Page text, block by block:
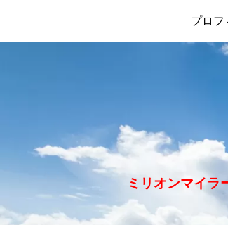
ミリオンマイラ
プロフ